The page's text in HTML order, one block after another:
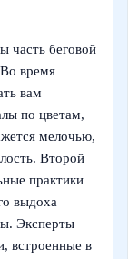
часть беговой
Во время
вам
по цветам,
мелочью,
Второй
практики
выдоха
Эксперты
встроенные в